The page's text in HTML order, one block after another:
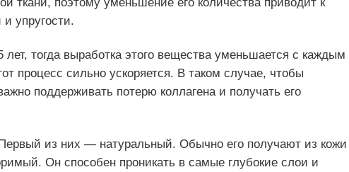
упругости.
лет, тогда выработка этого вещества уменьшается с каждым
процесс сильно ускоряется. В таком случае, чтобы
поддерживать потерю коллагена и получать его
Первый из них — натуральный. Обычно его получают из кожи
Он способен проникать в самые глубокие слои и